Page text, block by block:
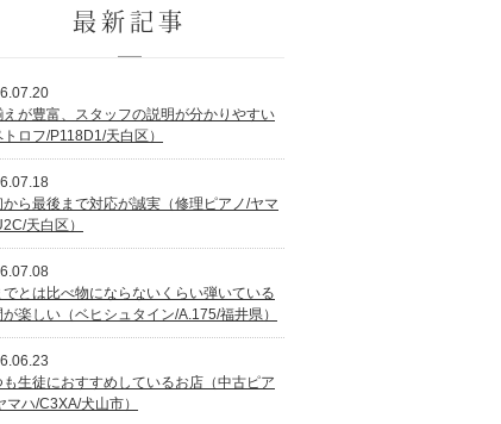
最新記事
えが豊富、スタッフの説明が分かりやすい
トロフ/P118D1/天白区）
から最後まで対応が誠実（修理ピアノ/ヤマ
天白区）
でとは比べ物にならないくらい弾いている
楽しい（ベヒシュタイン/A.175/福井県）
も生徒におすすめしているお店（中古ピア
マハ/C3XA/犬山市）